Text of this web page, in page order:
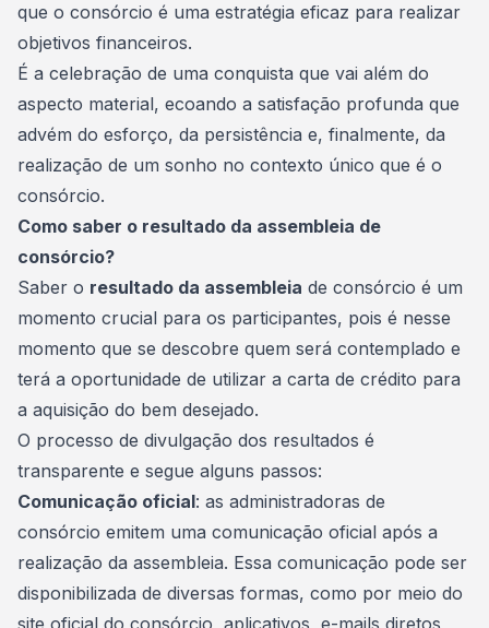
que o consórcio é uma estratégia eficaz para realizar
objetivos financeiros.
É a celebração de uma conquista que vai além do
aspecto material, ecoando a satisfação profunda que
advém do esforço, da persistência e, finalmente, da
realização de um sonho no contexto único que é o
consórcio.
Como saber o resultado da assembleia de
consórcio?
Saber o resultado da assembleia de consórcio é um
momento crucial para os participantes, pois é nesse
momento que se descobre quem será contemplado e
terá a oportunidade de utilizar a carta de crédito para
a aquisição do bem desejado.
O processo de divulgação dos resultados é
transparente e segue alguns passos:
Comunicação oficial: as administradoras de
consórcio emitem uma comunicação oficial após a
realização da assembleia. Essa comunicação pode ser
disponibilizada de diversas formas, como por meio do
site oficial do consórcio, aplicativos, e-mails diretos